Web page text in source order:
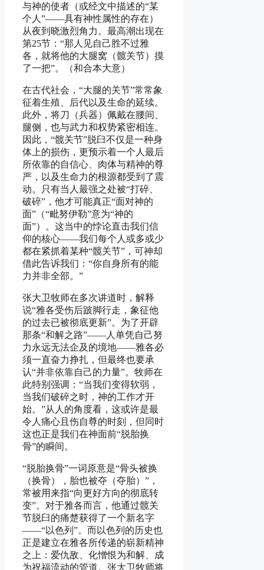
与神的使者（或经文中描述的“某
个人”——具有神性属性的存在）
从夜到晓激烈角力。最高潮出现在
第25节：“那人见自己胜不过雅
各，就将他的大腿窝（髋关节）摸
了一把”。（和合本大意）
在古代社会，“大腿的关节”常常象
征着生殖、后代以及生命的延续。
此外，将刀（兵器）佩戴在腰间、
腿侧，也与武力和权势紧密相连。
因此，“髋关节”脱臼不仅是一种身
体上的损伤，更预示着一个人最后
所依靠的自信心、肉体与精神的尊
严，以及生命力的根源都受到了震
动。只有当人最强之处被“打碎、
破碎”，他才可能真正“面对神的
面”（“毗努伊勒”意为“神的
面”）。这当中的悖论直击我们信
仰的核心——我们每个人或多或少
都在紧抓着某种“髋关节”，可神却
借此告诉我们：“你自身所有的能
力并非全部。”
张大卫牧师在多次讲道时，解释
说“雅各受伤后跛脚行走，象征他
的过去已被彻底更新”。为了开辟
那条“和解之路”——人单凭自己努
力永远无法企及的境地——雅各必
须一直奋力挣扎，但最终也要承
认“并非依靠自己的力量”。牧师在
此特别强调：“当我们变得软弱，
当我们破碎之时，神的工作才开
始。”从人的角度看，这或许是最
令人痛心且伤自尊的时刻，但同时
这也正是我们在神面前“脱胎换
骨”的瞬间。
“脱胎换骨”一词原意是“骨头被换
（换骨），胎也被夺（夺胎）”，
常被用来指“向更好方向的彻底转
变”。对于雅各而言，他通过髋关
节脱臼的痛楚获得了一个新名字
——“以色列”。而以色列的历史也
正是建立在雅各所传递的崭新精神
之上：爱仇敌、化憎恨为和解、成
为祝福流动的管道。张大卫牧师将